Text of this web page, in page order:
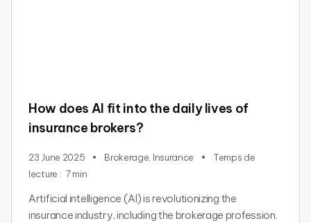
How does AI fit into the daily lives of
insurance brokers?
23 June 2025 Brokerage, Insurance
Temps de
lecture : 7min
Artificial intelligence (AI) is revolutionizing the
insurance industry, including the brokerage profession.